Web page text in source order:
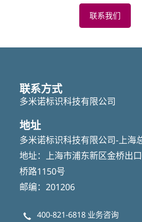
联系我们
联系方式
多米诺标识科技有限公司
地址
多米诺标识科技有限公司-上海
地址：上海市浦东新区金桥出
桥路1150号
邮编：201206
400-821-6818 业务咨询